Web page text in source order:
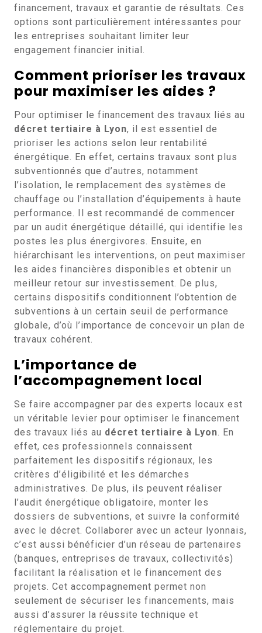
financement, travaux et garantie de résultats. Ces
options sont particulièrement intéressantes pour
les entreprises souhaitant limiter leur
engagement financier initial.
Comment prioriser les travaux
pour maximiser les aides ?
Pour optimiser le financement des travaux liés au
décret tertiaire à Lyon, il est essentiel de
prioriser les actions selon leur rentabilité
énergétique. En effet, certains travaux sont plus
subventionnés que d’autres, notamment
l’isolation, le remplacement des systèmes de
chauffage ou l’installation d’équipements à haute
performance. Il est recommandé de commencer
par un audit énergétique détaillé, qui identifie les
postes les plus énergivores. Ensuite, en
hiérarchisant les interventions, on peut maximiser
les aides financières disponibles et obtenir un
meilleur retour sur investissement. De plus,
certains dispositifs conditionnent l’obtention de
subventions à un certain seuil de performance
globale, d’où l’importance de concevoir un plan de
travaux cohérent.
L’importance de
l’accompagnement local
Se faire accompagner par des experts locaux est
un véritable levier pour optimiser le financement
des travaux liés au décret tertiaire à Lyon. En
effet, ces professionnels connaissent
parfaitement les dispositifs régionaux, les
critères d’éligibilité et les démarches
administratives. De plus, ils peuvent réaliser
l’audit énergétique obligatoire, monter les
dossiers de subventions, et suivre la conformité
avec le décret. Collaborer avec un acteur lyonnais,
c’est aussi bénéficier d’un réseau de partenaires
(banques, entreprises de travaux, collectivités)
facilitant la réalisation et le financement des
projets. Cet accompagnement permet non
seulement de sécuriser les financements, mais
aussi d’assurer la réussite technique et
réglementaire du projet.